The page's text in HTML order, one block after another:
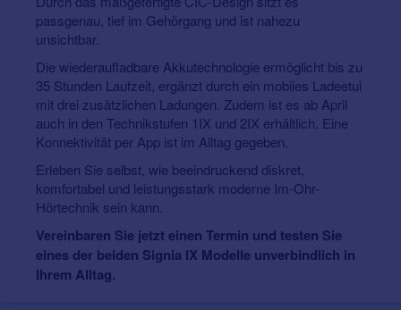
passgenau, tief im Gehörgang und ist nahezu
unsichtbar.
Die wiederaufladbare Akkutechnologie ermöglicht bis zu
35 Stunden Laufzeit, ergänzt durch ein mobiles Ladeetui
mit drei zusätzlichen Ladungen. Zudem ist es ab April
auch in den Technikstufen 1IX und 2IX erhältlich. Eine
Konnektivität per App ist im Alltag gegeben.
Erleben Sie selbst, wie beeindruckend diskret,
komfortabel und leistungsstark moderne Im-Ohr-
Hörtechnik sein kann.
Vereinbaren Sie jetzt einen Termin und testen Sie
eines der beiden Signia IX Modelle unverbindlich in
Ihrem Alltag.